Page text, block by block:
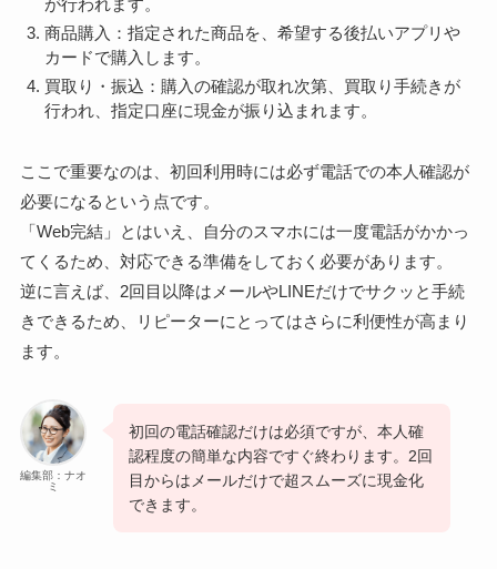
が行われます。
商品購入：指定された商品を、希望する後払いアプリや
カードで購入します。
買取り・振込：購入の確認が取れ次第、買取り手続きが
行われ、指定口座に現金が振り込まれます。
ここで重要なのは、初回利用時には必ず電話での本人確認が
必要になるという点です。
「Web完結」とはいえ、自分のスマホには一度電話がかかっ
てくるため、対応できる準備をしておく必要があります。
逆に言えば、2回目以降はメールやLINEだけでサクッと手続
きできるため、リピーターにとってはさらに利便性が高まり
ます。
編集部：ナオ
ミ
初回の電話確認だけは必須ですが、本人確
認程度の簡単な内容ですぐ終わります。2回
目からはメールだけで超スムーズに現金化
できます。